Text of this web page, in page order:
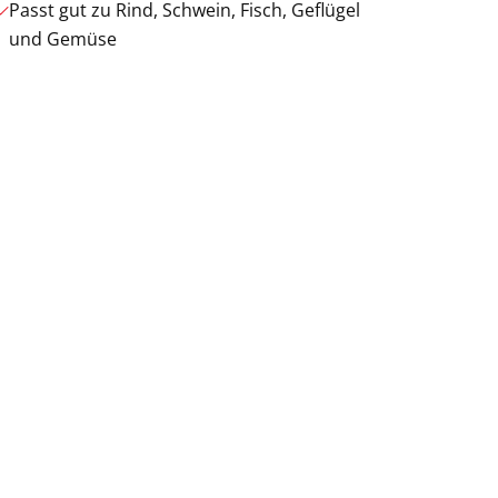
Passt gut zu Rind, Schwein, Fisch, Geflügel
und Gemüse